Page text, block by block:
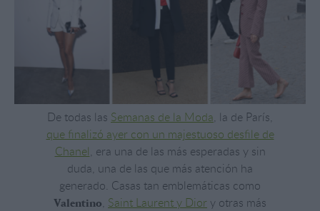
De todas las Semanas de la Moda, la de París,
que finalizó ayer con un majestuoso desfile de
Chanel, era una de las más esperadas y sin
duda, una de las que más atención ha
generado. Casas tan emblemáticas como
Valentino, Saint Laurent y Dior y otras más